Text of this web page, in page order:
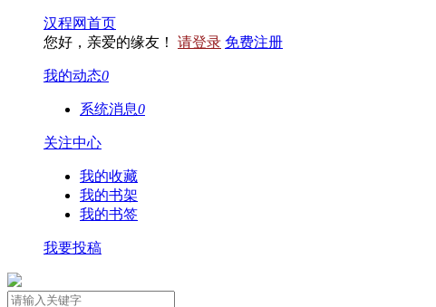
汉程网首页
您好，亲爱的缘友！ 请登录 免费注册
我的动态0
系统消息0
关注中心
我的收藏
我的书架
我的书签
我要投稿